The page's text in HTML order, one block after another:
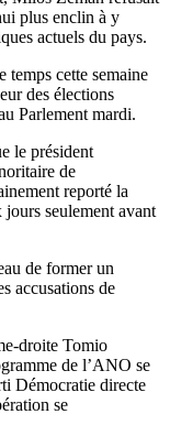
plus enclin à y
actuels du pays.
temps cette semaine
des élections
Parlement mardi.
le président
de
reporté la
seulement avant
de former un
accusations de
droite Tomio
de l’ANO se
Démocratie directe
se